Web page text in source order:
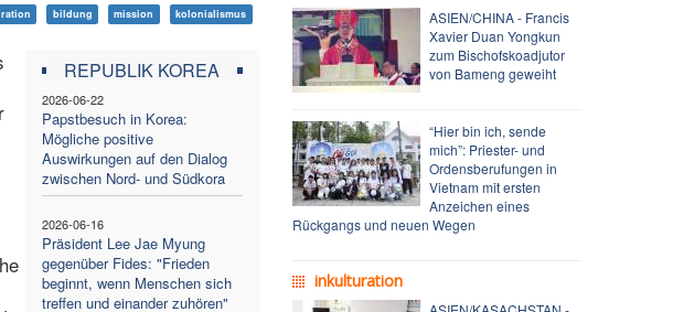
bildung mission kolonialismus
REPUBLIK KOREA
2026-06-22
Papstbesuch in Korea:
Mögliche positive
Auswirkungen auf den Dialog
zwischen Nord- und Südkora
2026-06-16
Präsident Lee Jae Myung
gegenüber Fides: "Frieden
beginnt, wenn Menschen sich
treffen und einander zuhören"
ASIEN/CHINA - Francis
Xavier Duan Yongkun
zum Bischofskoadjutor
von Bameng geweiht
“Hier bin ich, sende
mich”: Priester- und
Ordensberufungen in
Vietnam mit ersten
Anzeichen eines
Rückgangs und neuen Wegen
inkulturation